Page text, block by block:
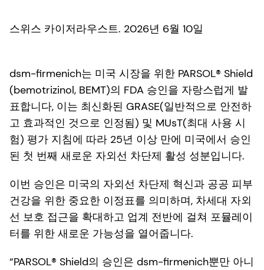
스위스 카이저라우스트. 2026년 6월 10일
dsm-firmenich는 미국 시장을 위한 PARSOL® Shield
(bemotrizinol, BEMT)의 FDA 승인을 자랑스럽게 발
표합니다, 이는 최신화된 GRASE(일반적으로 안전하
고 효과적인 것으로 인정됨) 및 MUsT(최대 사용 시
험) 평가 지침에 따라 25년 이상 만에 미국에서 승인
된 첫 번째 새로운 자외선 차단제 활성 성분입니다.
이번 승인은 미국의 자외선 차단제 혁신과 공공 피부
건강을 위한 중요한 이정표를 의미하며, 차세대 자외
선 보호 접근을 확대하고 업계 전반에 걸쳐 포뮬레이
터를 위한 새로운 가능성을 열어줍니다.
“PARSOL® Shield의 승인은 dsm-firmenich뿐만 아니